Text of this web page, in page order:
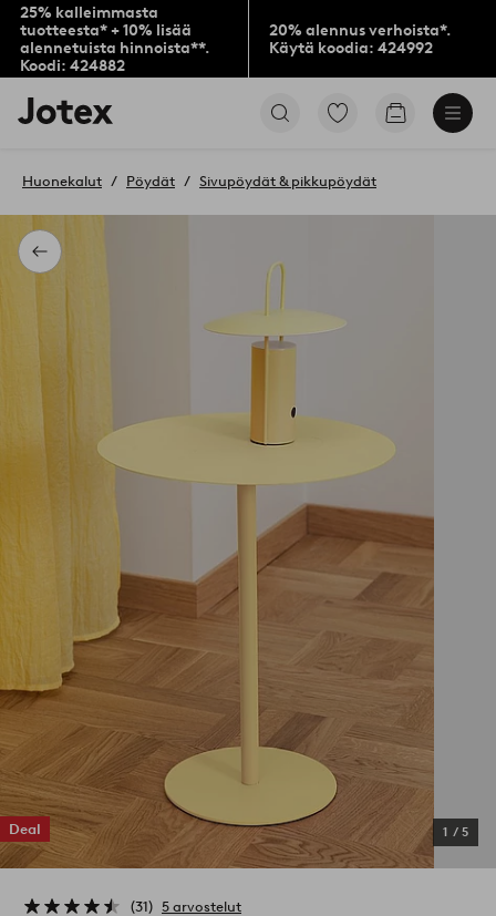
25% kalleimmasta
tuotteesta* + 10% lisää
alennetuista hinnoista**.
Koodi: 424882
20% alennus verhoista*.
Käytä koodia: 424992
Jotex-
logo
aloitussivulle
Siirry
Siirry
Takaisin
Huonekalut Pöydät Sivupöydät & pikkupöydät
Deal 1 / 5
31 5 arvostelut